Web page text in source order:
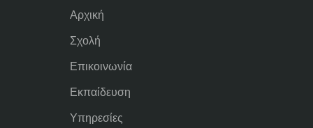
Αρχική
Σχολή
Επικοινωνία
Εκπαίδευση
Υπηρεσίες